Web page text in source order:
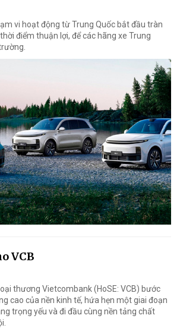
vi hoạt động từ Trung Quốc bắt đầu tràn
điểm thuận lợi, để các hãng xe Trung
VCB
thương Vietcombank (HoSE: VCB) bước
cao của nền kinh tế, hứa hẹn một giai đoạn
trọng yếu và đi đầu cùng nền tảng chất